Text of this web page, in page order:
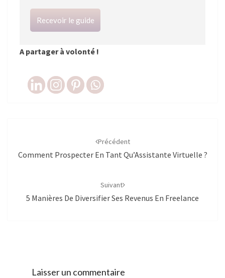
Recevoir le guide
A partager à volonté !
Précédent
Comment Prospecter En Tant Qu’Assistante Virtuelle ?
Suivant
5 Manières De Diversifier Ses Revenus En Freelance
Laisser un commentaire